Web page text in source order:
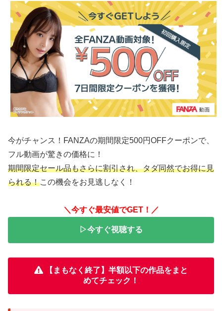
今がチャンス！FANZAの期間限定500円OFFクーポンで、
フル動画が驚きの価格に！
期間限定セール品もさらに割引され、タダ同然でお得に見
られる！この機会をお見逃しなく！
＼今すぐ最安値でGET！／
▷今すぐ視聴する
【まもなく終了】半額以下の作品をまと
めてチェック！